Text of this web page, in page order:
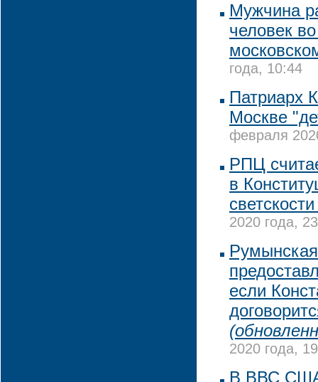
Мужчина
человек
года, 10:44
Патриарх
Москве
февраля
РПЦ
в
2020 года,
если
2020 года,
В ВВС США